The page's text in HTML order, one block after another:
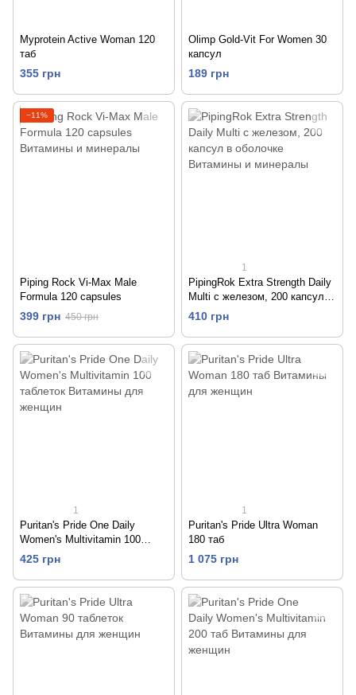
Myprotein Active Woman 120
таб
355 грн
Olimp Gold-Vit For Women 30
капсул
189 грн
−11%
Piping Rock Vi-Max Male
Formula 120 capsules
399 грн 450 грн
1
PipingRok Extra Strength Daily
Multi с железом, 200 капсул в
оболочке
410 грн
1
Puritan's Pride One Daily
Women's Multivitamin 100
таблеток
425 грн
1
Puritan's Pride Ultra Woman
180 таб
1 075 грн